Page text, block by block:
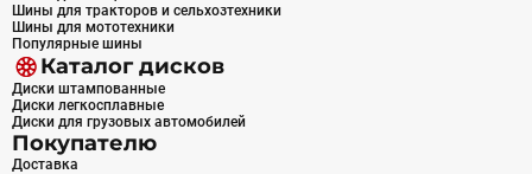
Шины для тракторов и сельхозтехники
Шины для мототехники
Популярные шины
Каталог дисков
Диски штампованные
Диски легкосплавные
Диски для грузовых автомобилей
Покупателю
Доставка